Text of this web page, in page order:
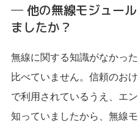
─ 他の無線モジュー
ましたか？
無線に関する知識がなかっ
比べていません。信頼のお
で利用されているうえ、エ
知っていましたから、無線